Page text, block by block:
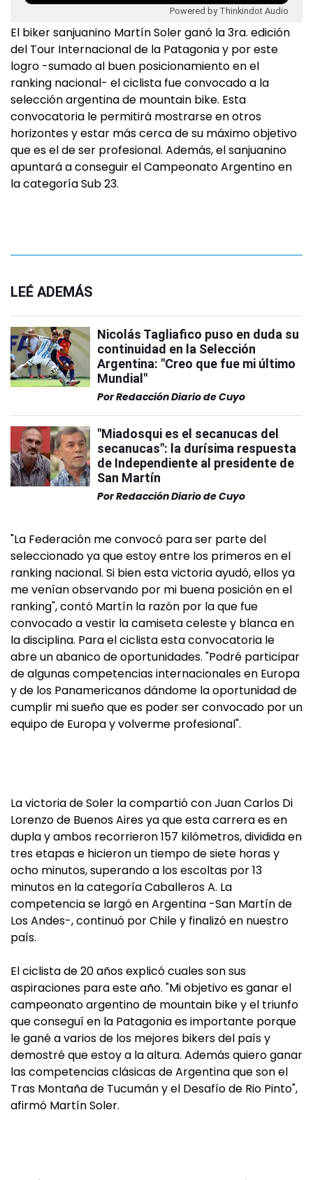
Powered by Thinkindot Audio
El biker sanjuanino Martín Soler ganó la 3ra. edición
del Tour Internacional de la Patagonia y por este
logro -sumado al buen posicionamiento en el
ranking nacional- el ciclista fue convocado a la
selección argentina de mountain bike. Esta
convocatoria le permitirá mostrarse en otros
horizontes y estar más cerca de su máximo objetivo
que es el de ser profesional. Además, el sanjuanino
apuntará a conseguir el Campeonato Argentino en
la categoría Sub 23.
LEÉ ADEMÁS
Nicolás Tagliafico puso en duda su
continuidad en la Selección
Argentina: "Creo que fue mi último
Mundial"
PorRedacción Diario de Cuyo
"Miadosqui es el secanucas del
secanucas": la durísima respuesta
de Independiente al presidente de
San Martín
PorRedacción Diario de Cuyo
"La Federación me convocó para ser parte del
seleccionado ya que estoy entre los primeros en el
ranking nacional. Si bien esta victoria ayudó, ellos ya
me venían observando por mi buena posición en el
ranking", contó Martín la razón por la que fue
convocado a vestir la camiseta celeste y blanca en
la disciplina. Para el ciclista esta convocatoria le
abre un abanico de oportunidades. "Podré participar
de algunas competencias internacionales en Europa
y de los Panamericanos dándome la oportunidad de
cumplir mi sueño que es poder ser convocado por un
equipo de Europa y volverme profesional".
La victoria de Soler la compartió con Juan Carlos Di
Lorenzo de Buenos Aires ya que esta carrera es en
dupla y ambos recorrieron 157 kilómetros, dividida en
tres etapas e hicieron un tiempo de siete horas y
ocho minutos, superando a los escoltas por 13
minutos en la categoría Caballeros A. La
competencia se largó en Argentina -San Martín de
Los Andes-, continuó por Chile y finalizó en nuestro
país.
El ciclista de 20 años explicó cuales son sus
aspiraciones para este año. "Mi objetivo es ganar el
campeonato argentino de mountain bike y el triunfo
que conseguí en la Patagonia es importante porque
le gané a varios de los mejores bikers del país y
demostré que estoy a la altura. Además quiero ganar
las competencias clásicas de Argentina que son el
Tras Montaña de Tucumán y el Desafío de Rio Pinto",
afirmó Martín Soler.